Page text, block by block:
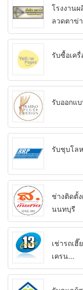
โรงงาน
ลวดตาข่
รับซื้อเครื่
รับออกแ
รับชุบโล
ช่างติดตั้
นนทบุรี
เช่ารถเ
เครน...